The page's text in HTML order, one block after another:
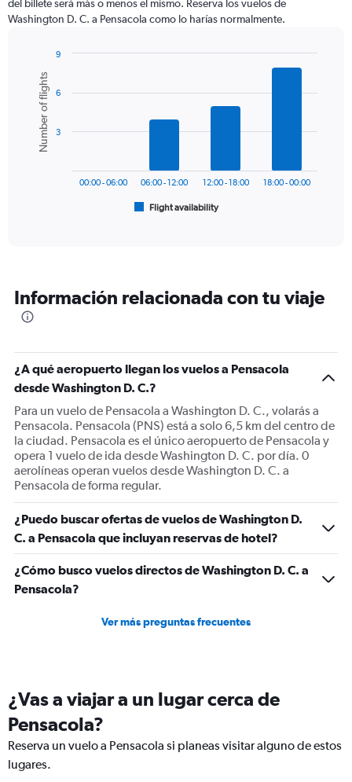
The
chart
axis
displaying
values.
Range:
del billete será más o menos el mismo. Reserva los vuelos de
Washington D. C. a Pensacola como lo harías normalmente.
chart
with
bars.
The
categories.
The
Y
axis
displaying
Number
of
flights.
Range:
0
to
Chart
graphic.
Number of flights
Flight availability
00:00 - 06:00 06:00 - 12:00 12:00 - 18:00 18:00 - 00:00
3
6
9
Información relacionada con tu viaje
¿A qué aeropuerto llegan los vuelos a Pensacola
desde Washington D. C.?
Para un vuelo de Pensacola a Washington D. C., volarás a
Pensacola. Pensacola (PNS) está a solo 6,5 km del centro de
la ciudad. Pensacola es el único aeropuerto de Pensacola y
opera 1 vuelo de ida desde Washington D. C. por día. 0
aerolíneas operan vuelos desde Washington D. C. a
Pensacola de forma regular.
¿Puedo buscar ofertas de vuelos de Washington D.
C. a Pensacola que incluyan reservas de hotel?
¿Cómo busco vuelos directos de Washington D. C. a
Pensacola?
Ver más preguntas frecuentes
¿Vas a viajar a un lugar cerca de
Pensacola?
Reserva un vuelo a Pensacola si planeas visitar alguno de estos
lugares.